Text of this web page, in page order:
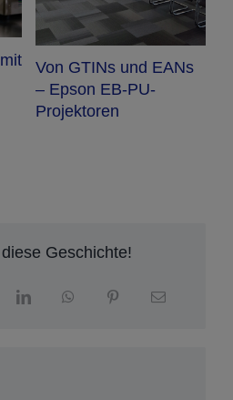
Von GTINs und EANs
– Epson EB-PU-
Projektoren
Geschichte!